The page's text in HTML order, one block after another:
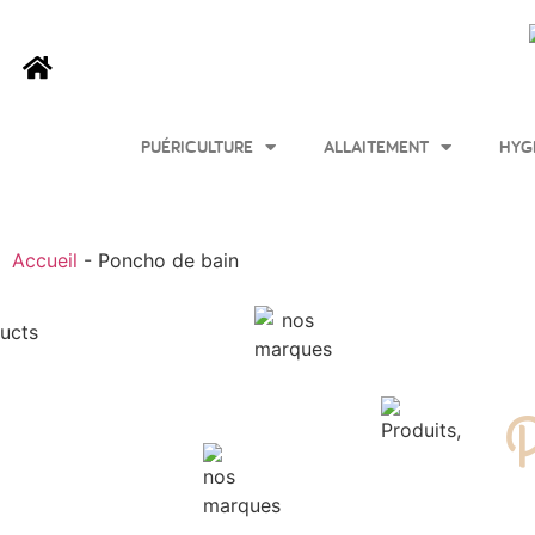
PUÉRICULTURE ALLAITEMENT
Accueil - Poncho de bain